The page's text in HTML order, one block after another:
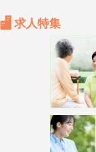
求人特集